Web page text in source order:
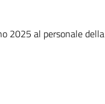
2025 al personale della